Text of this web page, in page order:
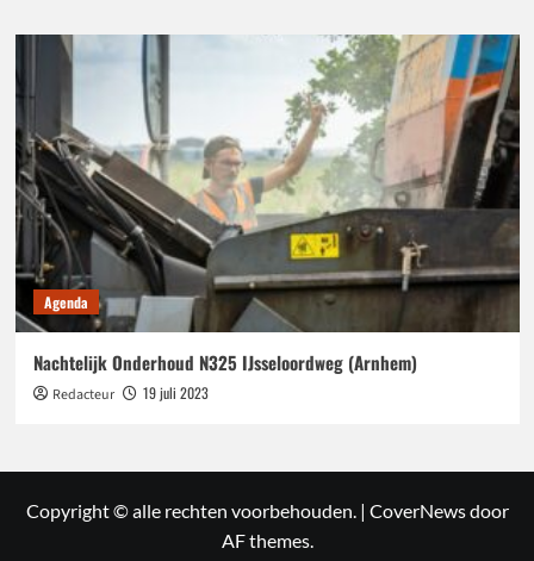
Agenda
Nachtelijk Onderhoud N325 IJsseloordweg (Arnhem)
Redacteur 19 juli 2023
Copyright © alle rechten voorbehouden. | CoverNewsdoor
AF themes.